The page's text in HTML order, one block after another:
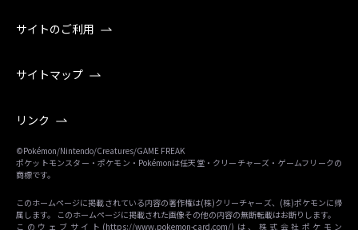
サイトのご利用
サイトマップ
リンク
©Pokémon/Nintendo/Creatures/GAME FREAK
ポケットモンスター・ポケモン・Pokémonは任天堂・クリーチャーズ・ゲームフリークの
商標です。
このホームページに掲載されている内容の著作権は(株)クリーチャーズ、(株)ポケモンに帰
属します。 このホームページに掲載された画像その他の内容の無断転載はお断りします。
このウェブサイト(https://www.pokemon-card.com/)は、株式会社ポケモン